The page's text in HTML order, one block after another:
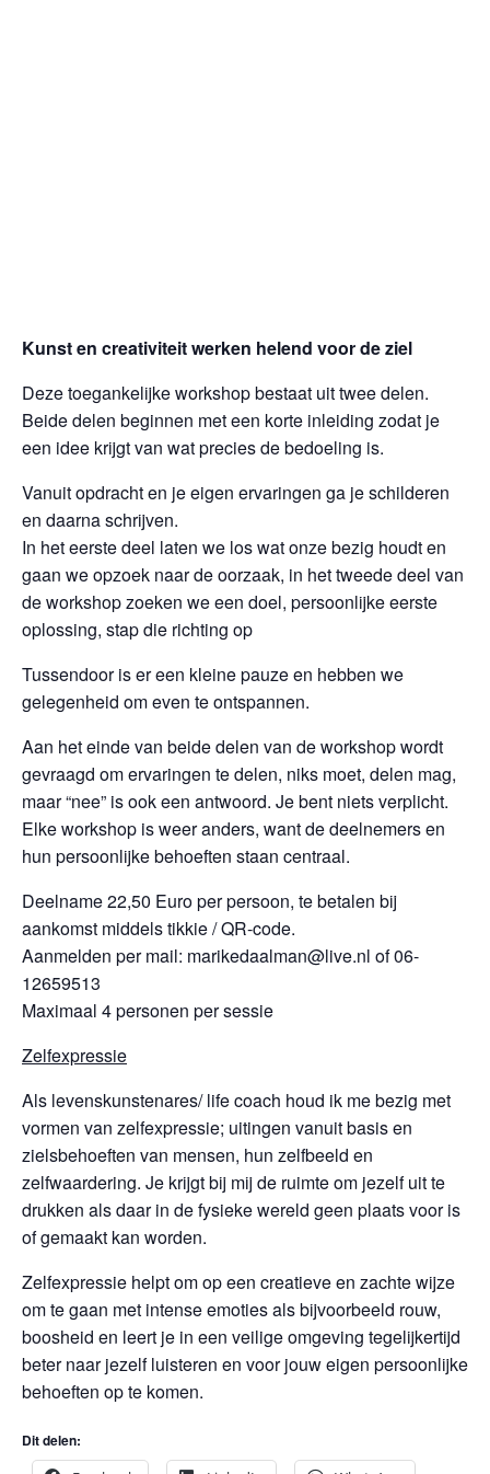
Kunst en creativiteit werken helend voor de ziel
Deze toegankelijke workshop bestaat uit twee delen.
Beide delen beginnen met een korte inleiding zodat je
een idee krijgt van wat precies de bedoeling is.
Vanuit opdracht en je eigen ervaringen ga je schilderen
en daarna schrijven.
In het eerste deel laten we los wat onze bezig houdt en
gaan we opzoek naar de oorzaak, in het tweede deel van
de workshop zoeken we een doel, persoonlijke eerste
oplossing, stap die richting op
Tussendoor is er een kleine pauze en hebben we
gelegenheid om even te ontspannen.
Aan het einde van beide delen van de workshop wordt
gevraagd om ervaringen te delen, niks moet, delen mag,
maar “nee” is ook een antwoord. Je bent niets verplicht.
Elke workshop is weer anders, want de deelnemers en
hun persoonlijke behoeften staan centraal.
Deelname 22,50 Euro per persoon, te betalen bij
aankomst middels tikkie / QR-code.
Aanmelden per mail: marikedaalman@live.nl of 06-
12659513
Maximaal 4 personen per sessie
Zelfexpressie
Als levenskunstenares/ life coach houd ik me bezig met
vormen van zelfexpressie; uitingen vanuit basis en
zielsbehoeften van mensen, hun zelfbeeld en
zelfwaardering. Je krijgt bij mij de ruimte om jezelf uit te
drukken als daar in de fysieke wereld geen plaats voor is
of gemaakt kan worden.
Zelfexpressie helpt om op een creatieve en zachte wijze
om te gaan met intense emoties als bijvoorbeeld rouw,
boosheid en leert je in een veilige omgeving tegelijkertijd
beter naar jezelf luisteren en voor jouw eigen persoonlijke
behoeften op te komen.
Dit delen: